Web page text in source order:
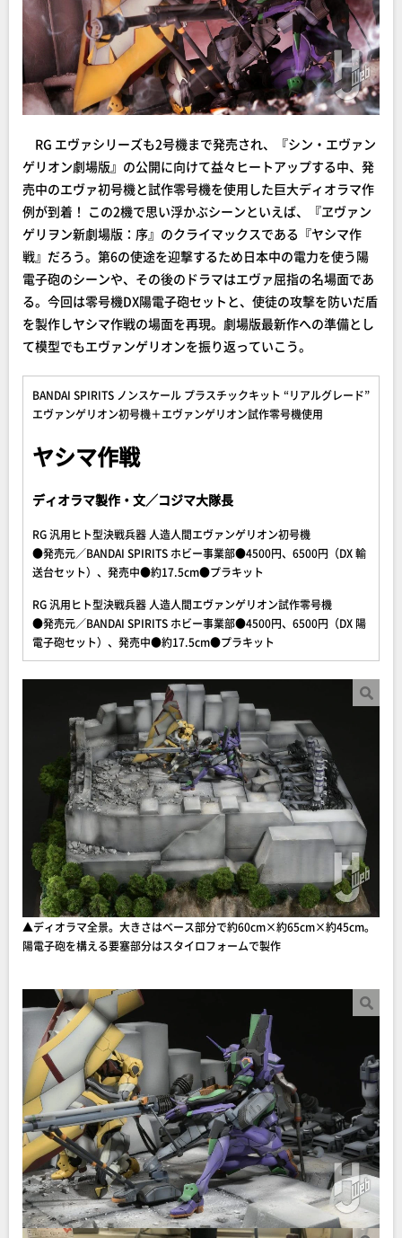
RG エヴァシリーズも2号機まで発売され、『シン・エヴァン
ゲリオン劇場版』の公開に向けて益々ヒートアップする中、発
売中のエヴァ初号機と試作零号機を使用した巨大ディオラマ作
例が到着！ この2機で思い浮かぶシーンといえば、『ヱヴァン
ゲリヲン新劇場版：序』のクライマックスである『ヤシマ作
戦』だろう。第6の使途を迎撃するため日本中の電力を使う陽
電子砲のシーンや、その後のドラマはエヴァ屈指の名場面であ
る。今回は零号機DX陽電子砲セットと、使徒の攻撃を防いだ盾
を製作しヤシマ作戦の場面を再現。劇場版最新作への準備とし
て模型でもエヴァンゲリオンを振り返っていこう。
BANDAI SPIRITS ノンスケール プラスチックキット “リアルグレード”
エヴァンゲリオン初号機＋エヴァンゲリオン試作零号機使用
ヤシマ作戦
ディオラマ製作・文／コジマ大隊長
RG 汎用ヒト型決戦兵器 人造人間エヴァンゲリオン初号機
●発売元／BANDAI SPIRITS ホビー事業部●4500円、6500円（DX 輸
送台セット）、発売中●約17.5cm●プラキット
RG 汎用ヒト型決戦兵器 人造人間エヴァンゲリオン試作零号機
●発売元／BANDAI SPIRITS ホビー事業部●4500円、6500円（DX 陽
電子砲セット）、発売中●約17.5cm●プラキット
▲ディオラマ全景。大きさはベース部分で約60cm×約65cm×約45cm。
陽電子砲を構える要塞部分はスタイロフォームで製作